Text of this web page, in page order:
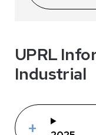
UPRL
Industrial